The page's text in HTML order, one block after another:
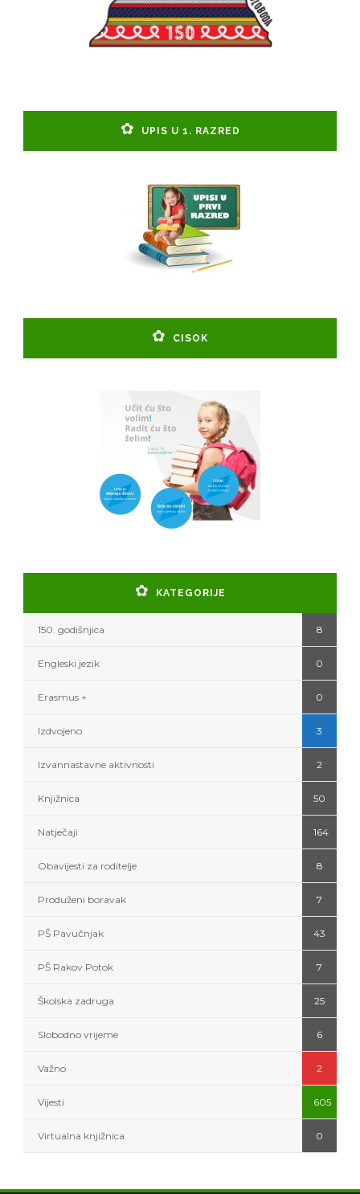
UPIS U 1. RAZRED
CISOK
KATEGORIJE
150. godišnjica 8
Engleski jezik 0
Erasmus + 0
Izdvojeno 3
Izvannastavne aktivnosti 2
Knjižnica 50
Natječaji 164
Obavijesti za roditelje 8
Produženi boravak 7
PŠ Pavučnjak 43
PŠ Rakov Potok 7
Školska zadruga 25
Slobodno vrijeme 6
Važno 2
Vijesti 605
Virtualna knjižnica 0